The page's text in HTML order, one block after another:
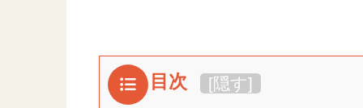
目次 [隠す]